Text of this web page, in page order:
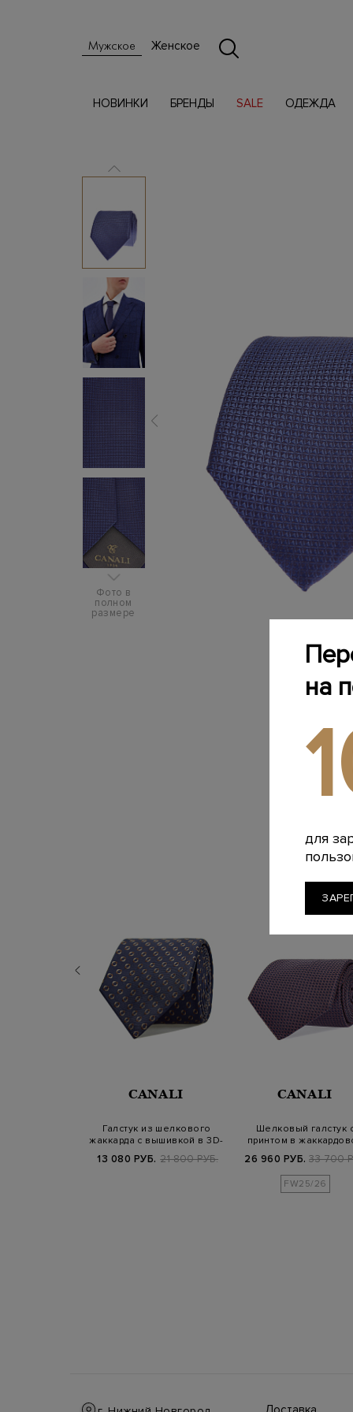
Мужское Женское
НОВИНКИ БРЕНДЫ SALE ОДЕЖДА
Фото в
полном
размере
CANALI
Галстук из шелкового
жаккарда с вышивкой в 3D-
13 080 РУБ. 21 800 РУБ.
CANALI
Шелковый галстук
принтом в
26 960 РУБ. 33 700
FW25/26
на
для